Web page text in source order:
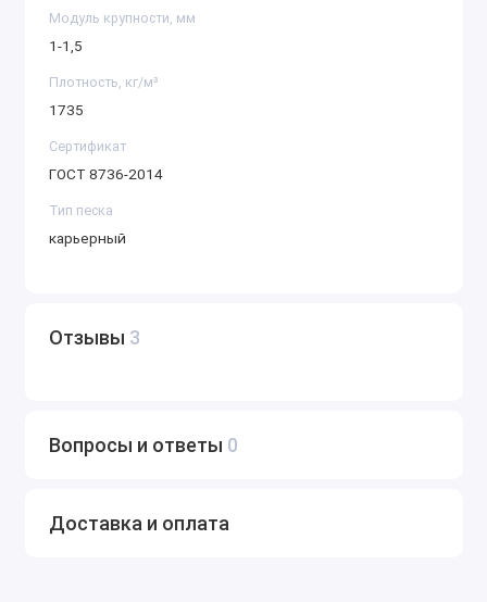
Модуль крупности, мм
1-1,5
Плотность, кг/м³
1735
Сертификат
ГОСТ 8736-2014
Тип песка
карьерный
Отзывы 3
Вопросы и ответы 0
Доставка и оплата